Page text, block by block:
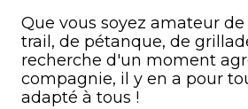
Que vous soyez amateur
trail, de pétanque, de
recherche d'un moment
compagnie, il y en a pour
adapté à tous !